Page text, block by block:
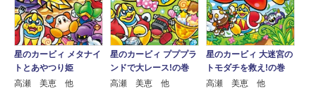
星のカービィ メタナイ
トとあやつり姫
高瀬 美恵 他
星のカービィ プププラ
ンドで大レース!の巻
高瀬 美恵 他
星のカービィ 大迷宮の
トモダチを救え!の巻
高瀬 美恵 他